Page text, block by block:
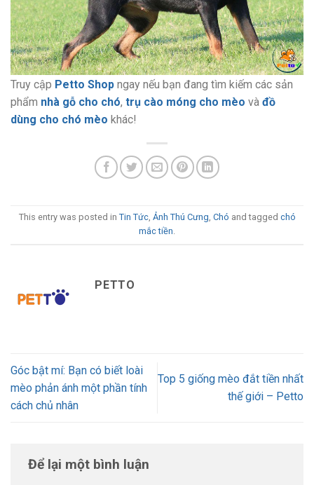
Truy cập Petto Shop ngay nếu bạn đang tìm kiếm các sản
phẩm nhà gỗ cho chó, trụ cào móng cho mèo và đồ
dùng cho chó mèo khác!
This entry was posted in Tin Tức, Ảnh Thú Cưng, Chó and tagged chó
mắc tiền.
PETTO
Góc bật mí: Bạn có biết loài
mèo phản ánh một phần tính
cách chủ nhân
Top 5 giống mèo đắt tiền nhất
thế giới – Petto
Để lại một bình luận